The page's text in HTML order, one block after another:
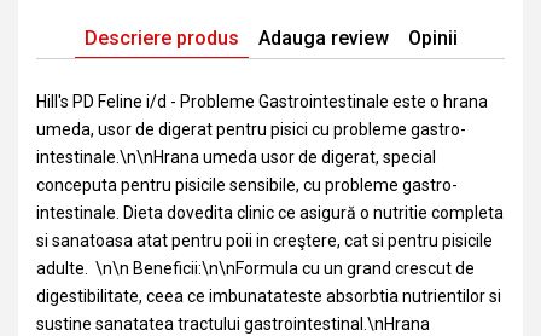
Descriere produs Adauga review Opinii
Hill's PD Feline i/d - Probleme Gastrointestinale este o hrana
umeda, usor de digerat pentru pisici cu probleme gastro-
intestinale.\n\nHrana umeda usor de digerat, special
conceputa pentru pisicile sensibile, cu probleme gastro-
intestinale. Dieta dovedita clinic ce asigură o nutritie completa
si sanatoasa atat pentru poii in creştere, cat si pentru pisicile
adulte. \n\n Beneficii:\n\nFormula cu un grand crescut de
digestibilitate, ceea ce imbunatateste absorbtia nutrientilor si
sustine sanatatea tractului gastrointestinal.\nHrana